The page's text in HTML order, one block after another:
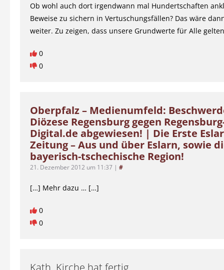
Ob wohl auch dort irgendwann mal Hundertschaften
Beweise zu sichern in Vertuschungsfällen? Das wäre
weiter. Zu zeigen, dass unsere Grundwerte für Alle
0
0
Oberpfalz – Medienumfeld:
Diözese Regensburg gegen
Digital.de abgewiesen! | Die Erste
Zeitung – Aus und über Eslarn, sowie
bayerisch-tschechische Region!
21. Dezember 2012 um 11:37 | #
[…] Mehr dazu … […]
0
0
Kath. Kirche hat fertig